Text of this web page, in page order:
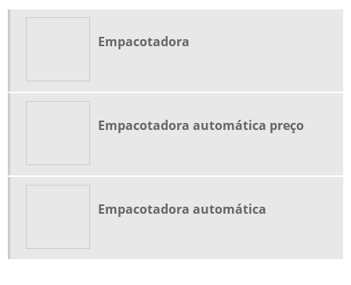
Empacotadora
Empacotadora automática preço
Empacotadora automática